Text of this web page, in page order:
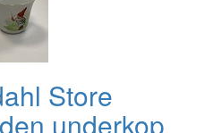
Store
underkop